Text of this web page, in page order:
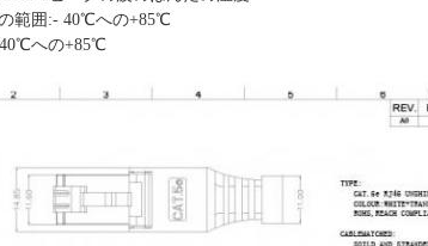
の範囲:- 40℃への+85℃
への+85℃